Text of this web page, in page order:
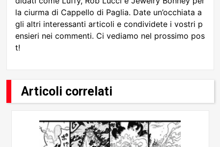
la ciurma di Cappello di Paglia. Date un’occhiata a
gli altri interessanti articoli e condividete i vostri p
ensieri nei commenti. Ci vediamo nel prossimo pos
t!
Articoli correlati